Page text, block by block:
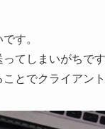
す。
てしまいがちです
とでクライアン